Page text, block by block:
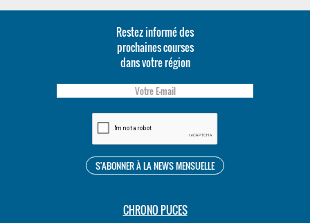
Restez informé des
prochaines courses
dans votre région
CHRONO PUCES